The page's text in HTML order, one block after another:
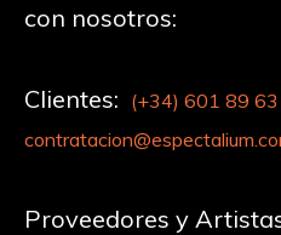
con nosotros:
Clientes: (+34) 601 89
Proveedores y